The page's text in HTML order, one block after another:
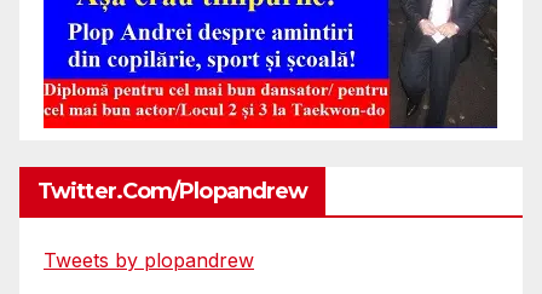
Twitter.com/plopandrew
Tweets by plopandrew